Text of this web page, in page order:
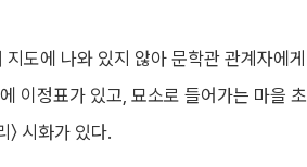
도에 나와 있지 않아 문학관 관계자에게
이정표가 있고, 묘소로 들어가는 마을 초
〉 시화가 있다.